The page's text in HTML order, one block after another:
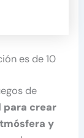
es de 10
de
para crear
y